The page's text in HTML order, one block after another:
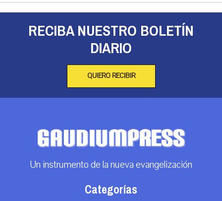
RECIBA NUESTRO BOLETÍN
DIARIO
QUIERO RECIBIR
Un instrumento de la nueva evangelización
Categorías